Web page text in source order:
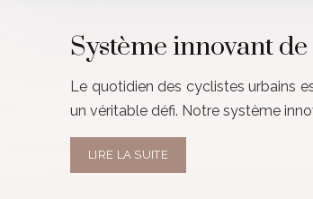
Système innovant
Le quotidien des cyclistes urbains
un véritable défi. Notre système
LIRE LA SUITE